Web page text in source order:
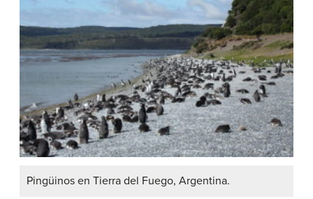
Pingüinos en Tierra del Fuego, Argentina.